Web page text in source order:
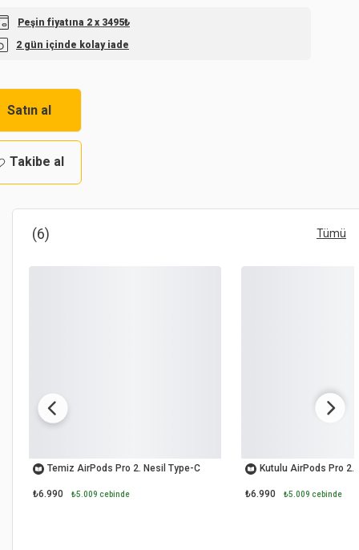
Peşin fiyatına 2 x 3495₺
2 gün içinde kolay iade
Satın al
Takibe al
(6) Tümü
Temiz AirPods Pro 2. Nesil Type-C
₺6.990 ₺5.009 cebinde
Kutulu AirPods Pro 2.
₺6.990 ₺5.009 cebinde